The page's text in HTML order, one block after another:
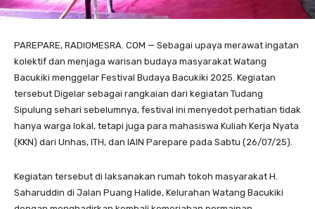
PAREPARE, RADIOMESRA. COM — Sebagai upaya merawat ingatan
kolektif dan menjaga warisan budaya masyarakat Watang
Bacukiki menggelar Festival Budaya Bacukiki 2025. Kegiatan
tersebut Digelar sebagai rangkaian dari kegiatan Tudang
Sipulung sehari sebelumnya, festival ini menyedot perhatian tidak
hanya warga lokal, tetapi juga para mahasiswa Kuliah Kerja Nyata
(KKN) dari Unhas, ITH, dan IAIN Parepare pada Sabtu (26/07/25).
Kegiatan tersebut di laksanakan rumah tokoh masyarakat H.
Saharuddin di Jalan Puang Halide, Kelurahan Watang Bacukiki